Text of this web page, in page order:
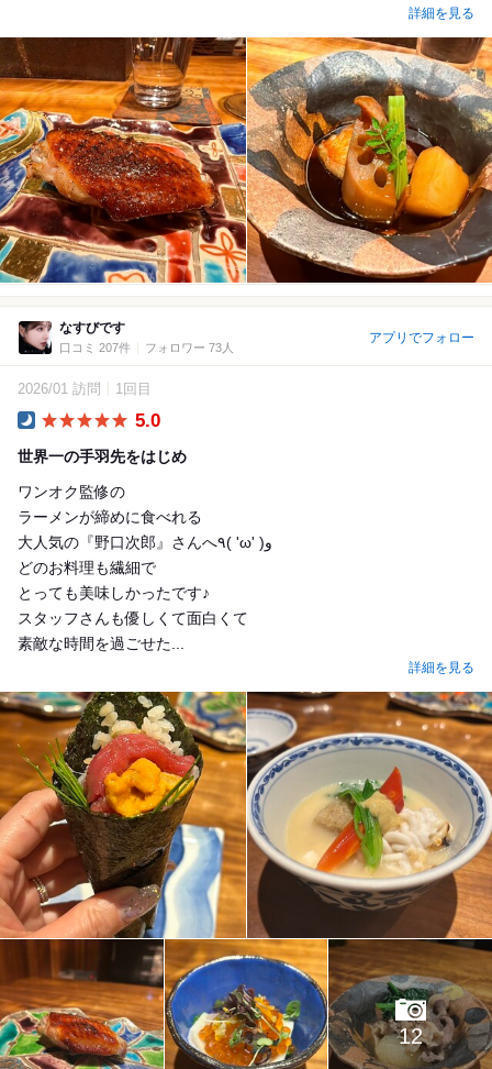
詳細を見る
なすびです
口コミ 207件 フォロワー 73人
アプリでフォロー
2026/01 訪問 1回目
5.0
世界一の手羽先をはじめ
ワンオク監修の
ラーメンが締めに食べれる
大人気の『野口次郎』さんへ٩( 'ω' )و
どのお料理も繊細で
とっても美味しかったです♪
スタッフさんも優しくて面白くて
素敵な時間を過ごせた...
詳細を見る
12